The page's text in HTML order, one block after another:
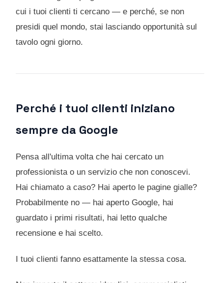
cui i tuoi clienti ti cercano — e perché, se non
presidi quel mondo, stai lasciando opportunità sul
tavolo ogni giorno.
Perché i tuoi clienti iniziano
sempre da Google
Pensa all'ultima volta che hai cercato un
professionista o un servizio che non conoscevi.
Hai chiamato a caso? Hai aperto le pagine gialle?
Probabilmente no — hai aperto Google, hai
guardato i primi risultati, hai letto qualche
recensione e hai scelto.
I tuoi clienti fanno esattamente la stessa cosa.